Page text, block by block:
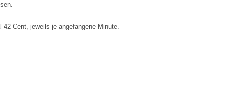
Cent, jeweils je angefangene Minute.